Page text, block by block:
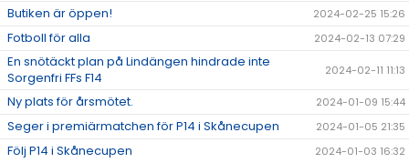
Butiken är öppen! 2024-02-25 15:26
Fotboll för alla 2024-02-13 07:29
En snötäckt plan på Lindängen hindrade inte
Sorgenfri FFs F14
2024-02-11 11:13
Ny plats för årsmötet. 2024-01-09 15:44
Seger i premiärmatchen för P14 i Skånecupen 2024-01-05 21:35
Följ P14 i Skånecupen 2024-01-03 16:32